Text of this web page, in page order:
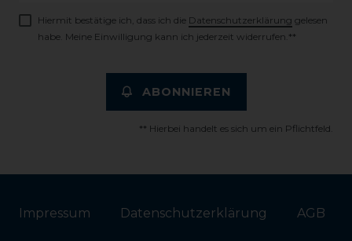
Hiermit bestätige ich, dass ich die Daten­schutz­erklärung gelesen
habe. Meine Einwilligung kann ich jederzeit widerrufen.**
ABONNIEREN
** Hierbei handelt es sich um ein Pflichtfeld.
Impressum Daten­schutz­erklärung AGB